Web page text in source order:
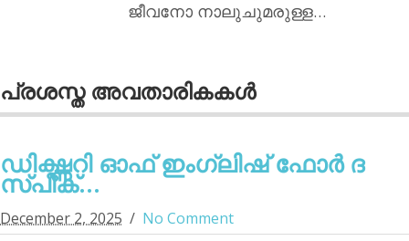
ജീവനോ നാലുചുമരുള്ള…
പ്രശസ്ത അവതാരികകള്‍
ഡിക്ഷ്ണറി ഓഫ് ഇംഗ്ലിഷ് ഫോര്‍ ദ
സ്പീക്...
December 2, 2025 No Comment